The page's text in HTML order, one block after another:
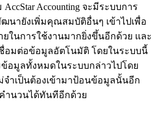
Accounting จะมีระบบการ
นายังเพิ่มคุณสมบัติอื่นๆ เข้าไปเพื่อ
ในการใช้งานมากยิ่งขึ้นอีกด้วย และ
อมต่อข้อมูลอัตโนมัติ โดยในระบบนี้
อมูลทั้งหมดในระบบกล่าวไปโดย
จำเป็นต้องเข้ามาป้อนข้อมูลนั้นอีก
ำนวนได้ทันทีอีกด้วย